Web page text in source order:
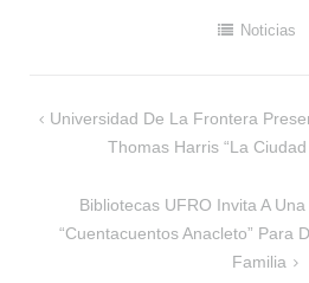
Noticias
Navegación
Universidad De La Frontera
Thomas Harris “La
Bibliotecas UFRO Invita A
“Cuentacuentos Anacleto” Para
Familia